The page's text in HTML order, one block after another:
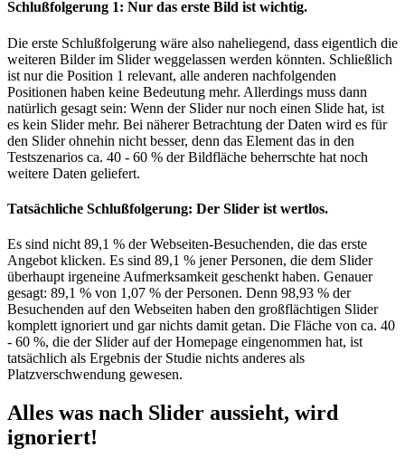
Schlußfolgerung 1: Nur das erste Bild ist wichtig.
Die erste Schlußfolgerung wäre also naheliegend, dass eigentlich die
weiteren Bilder im Slider weggelassen werden könnten. Schließlich
ist nur die Position 1 relevant, alle anderen nachfolgenden
Positionen haben keine Bedeutung mehr. Allerdings muss dann
natürlich gesagt sein: Wenn der Slider nur noch einen Slide hat, ist
es kein Slider mehr. Bei näherer Betrachtung der Daten wird es für
den Slider ohnehin nicht besser, denn das Element das in den
Testszenarios ca. 40 - 60 % der Bildfläche beherrschte hat noch
weitere Daten geliefert.
Tatsächliche Schlußfolgerung: Der Slider ist wertlos.
Es sind nicht 89,1 % der Webseiten-Besuchenden, die das erste
Angebot klicken. Es sind 89,1 % jener Personen, die dem Slider
überhaupt irgeneine Aufmerksamkeit geschenkt haben. Genauer
gesagt: 89,1 % von 1,07 % der Personen. Denn 98,93 % der
Besuchenden auf den Webseiten haben den großflächtigen Slider
komplett ignoriert und gar nichts damit getan. Die Fläche von ca. 40
- 60 %, die der Slider auf der Homepage eingenommen hat, ist
tatsächlich als Ergebnis der Studie nichts anderes als
Platzverschwendung gewesen.
Alles was nach Slider aussieht, wird
ignoriert!